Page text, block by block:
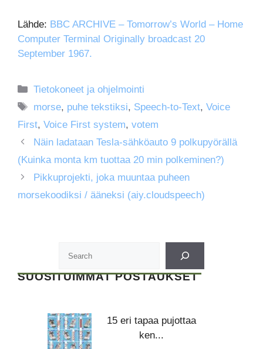
Lähde: BBC ARCHIVE – Tomorrow’s World – Home
Computer Terminal Originally broadcast 20
September 1967.
Kategoriat
Tietokoneet ja ohjelmointi
Avainsanat
morse, puhe tekstiksi, Speech-to-Text,Voice
First, Voice First system, votem
Näin ladataan Tesla-sähköauto 9 polkupyörällä
(Kuinka monta km tuottaa 20 min polkeminen?)
Pikkuprojekti, joka muuntaa puheen
morsekoodiksi / ääneksi (aiy.cloudspeech)
SUOSITUIMMAT POSTAUKSET
15 eri tapaa pujottaa
ken...